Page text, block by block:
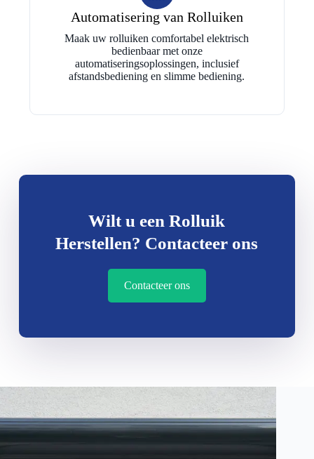
Automatisering van Rolluiken
Maak uw rolluiken comfortabel elektrisch
bedienbaar met onze
automatiseringsoplossingen, inclusief
afstandsbediening en slimme bediening.
Wilt u een Rolluik
Herstellen? Contacteer ons
Contacteer ons